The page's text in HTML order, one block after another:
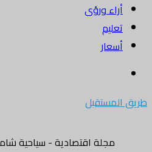
أراء ورؤى
تعليم
أسعار
طريق المستقبل
مجلة اقتصادية - سياحية